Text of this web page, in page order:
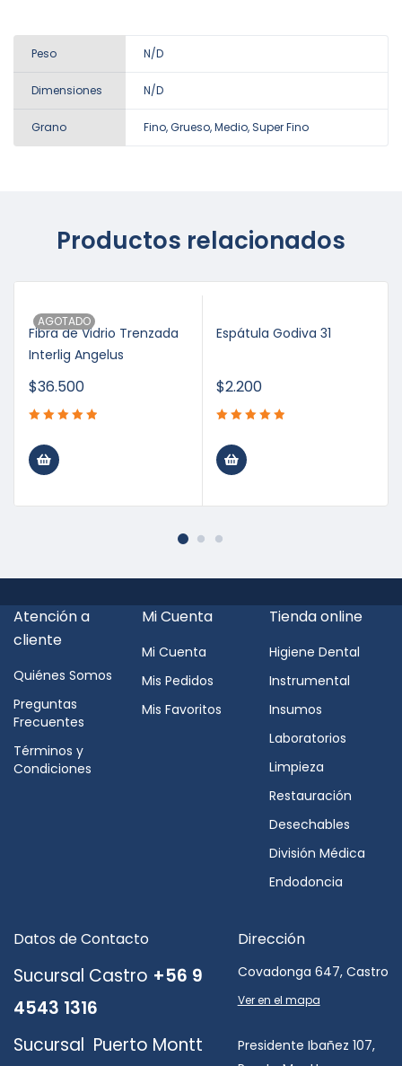
Peso N/D
Dimensiones N/D
Grano Fino, Grueso, Medio, Super Fino
Productos relacionados
AGOTADO
Fibra de Vidrio Trenzada
Interlig Angelus
$36.500
Espátula Godiva 31
$2.200
Atención a
cliente
Quiénes Somos
Preguntas
Frecuentes
Términos y
Condiciones
Mi Cuenta
Mi Cuenta
Mis Pedidos
Mis Favoritos
Tienda online
Higiene Dental
Instrumental
Insumos
Laboratorios
Limpieza
Restauración
Desechables
División Médica
Endodoncia
Datos de Contacto
Sucursal Castro +56 9
4543 1316
Sucursal Puerto Montt
Dirección
Covadonga 647, Castro
Ver en el mapa
Presidente Ibañez 107,